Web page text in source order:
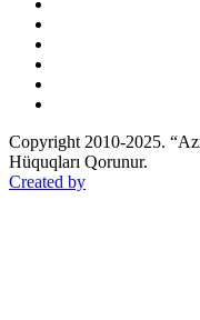
Copyright 2010-2025.
Hüquqları Qorunur.
Created by